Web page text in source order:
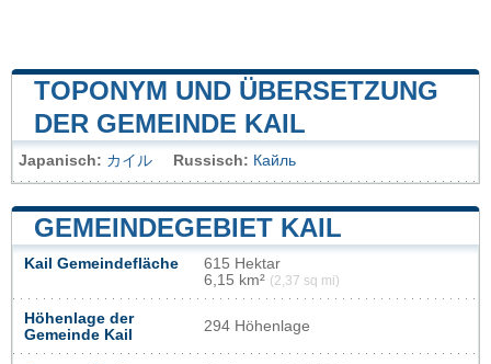
TOPONYM UND ÜBERSETZUNG
DER GEMEINDE KAIL
Japanisch: カイル Russisch: Кайль
GEMEINDEGEBIET KAIL
Kail Gemeindefläche
615 Hektar
6,15 km² (2,37 sq mi)
Höhenlage der
Gemeinde Kail
294 Höhenlage